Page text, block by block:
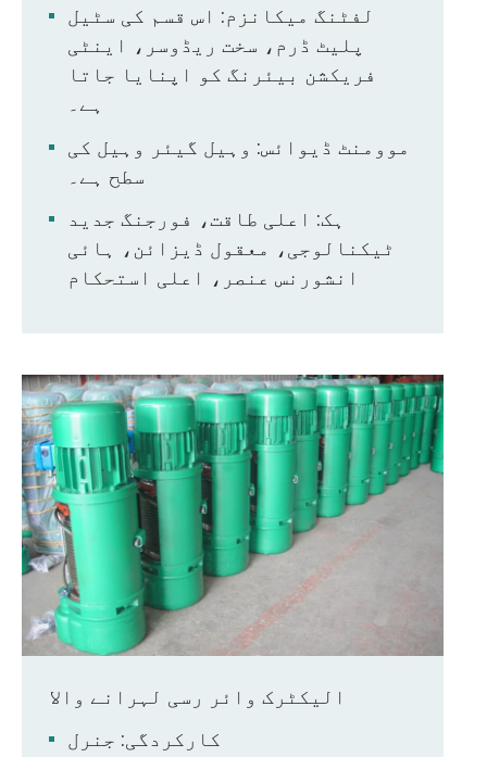
لفٹنگ میکانزم: اس قسم کی سٹیل
پلیٹ ڈرم، سخت ریڈوسر، اینٹی
فریکشن بیئرنگ کو اپنایا جاتا
ہے۔
موومنٹ ڈیوائس: وہیل گیئر وہیل کی
سطح ہے۔
ہک: اعلی طاقت، فورجنگ جدید
ٹیکنالوجی، معقول ڈیزائن، ہائی
انشورنس عنصر، اعلی استحکام
الیکٹرک وائر رسی لہرانے والا
کارکردگی: جنرل